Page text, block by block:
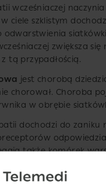
wcześniaczej
ciele szklistym
odwarstwienia
zwiększa
tą przypadłością.
jest chorobą
chorował. Choroba
w obrębie
dochodzi do zaniku
także komórek